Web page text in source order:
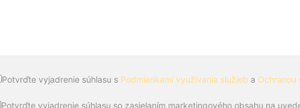
Potvrďte vyjadrenie súhlasu s Podmienkami využívania služieb a Ochranou
Potvrďte vyjadrenie súhlasu so zasielaním marketingového obsahu na